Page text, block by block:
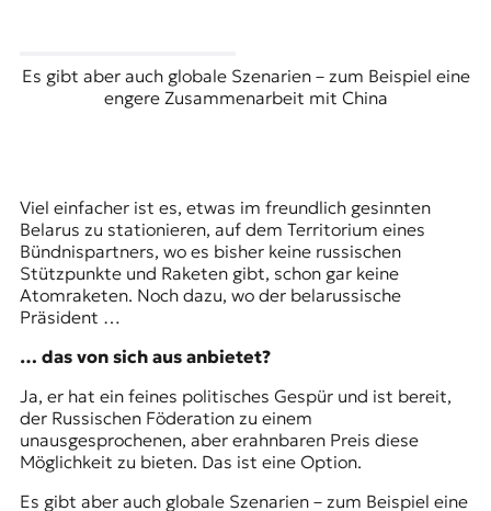
Es gibt aber auch globale Szenarien – zum Beispiel eine
engere Zusammenarbeit mit China
Viel einfacher ist es, etwas im freundlich gesinnten
Belarus zu stationieren, auf dem Territorium eines
Bündnispartners, wo es bisher keine russischen
Stützpunkte und Raketen gibt, schon gar keine
Atomraketen. Noch dazu, wo der belarussische
Präsident …
… das von sich aus anbietet?
Ja, er hat ein feines politisches Gespür und ist bereit,
der Russischen Föderation zu einem
unausgesprochenen, aber erahnbaren Preis diese
Möglichkeit zu bieten. Das ist eine Option.
Es gibt aber auch globale Szenarien – zum Beispiel eine